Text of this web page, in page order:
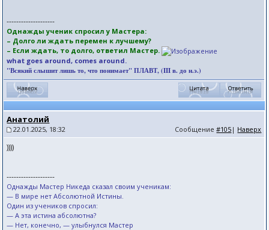
--------------------
Однажды ученик спросил у Мастера:
– Долго ли ждать перемен к лучшему?
– Если ждать, то долго, ответил Мастер.
what goes around, comes around.
"Всякий слышит лишь то, что понимает" ПЛАВТ, (III в. до н.э.)
Анатолий
22.01.2025, 18:32 Сообщение#105 | Наверх
))))
--------------------
Однажды Мастер Никеда сказал своим ученикам:
— В мире нет Абсолютной Истины.
Один из учеников спросил:
— А эта истина абсолютна?
— Нет, конечно, — улыбнулся Мастер